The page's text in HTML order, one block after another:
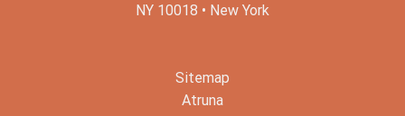
NY 10018 • New York
Sitemap
Atruna